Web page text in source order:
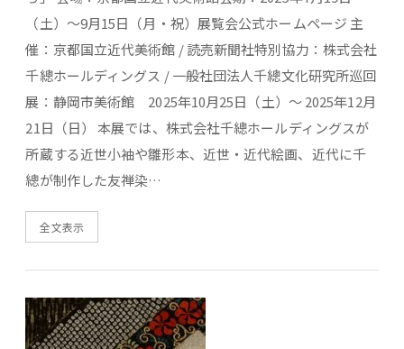
（土）～9月15日（月・祝）展覧会公式ホームページ 主
催：京都国立近代美術館 / 読売新聞社特別協力：株式会社
千總ホールディングス / 一般社団法人千總文化研究所巡回
展：静岡市美術館 2025年10月25日（土）～ 2025年12月
21日（日） 本展では、株式会社千總ホールディングスが
所蔵する近世小袖や雛形本、近世・近代絵画、近代に千
總が制作した友禅染…
全文表示